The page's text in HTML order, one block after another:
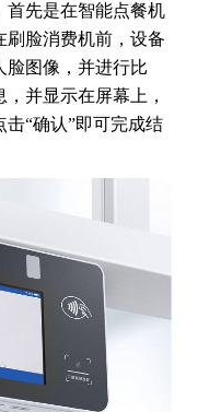
首先是在智能点餐机
刷脸消费机前，设备
脸图像，并进行比
并显示在屏幕上，
“确认”即可完成结